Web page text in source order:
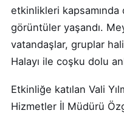
etkinlikleri
görüntüler yaşandı.
vatandaşlar, gruplar
Halayı ile coşku dolu
Etkinliğe katılan Vali
Hizmetler İl Müdürü